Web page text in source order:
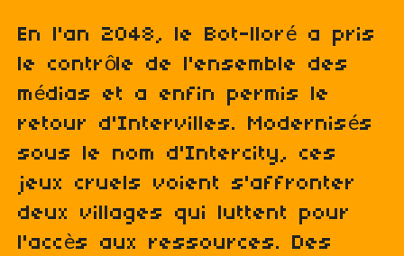
En l'an 2048, le Bot-lloré a pris
le contrôle de l'ensemble des
médias et a enfin permis le
retour d'Intervilles. Modernisés
sous le nom d'Intercity, ces
jeux cruels voient s'affronter
deux villages qui luttent pour
l'accès aux ressources. Des